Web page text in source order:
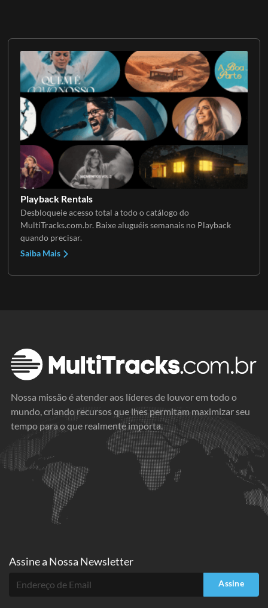
Playback Rentals
Desbloqueie acesso total a todo o catálogo do
MultiTracks.com.br. Baixe aluguéis semanais no Playback
quando precisar.
Saiba Mais
Nossa missão é atender aos líderes de louvor em todo o
mundo, criando recursos que lhes permitam maximizar seu
tempo para o que realmente importa.
Assine a Nossa Newsletter
Assine